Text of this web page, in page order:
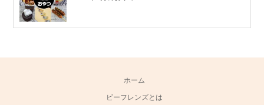
ホーム
ビーフレンズとは